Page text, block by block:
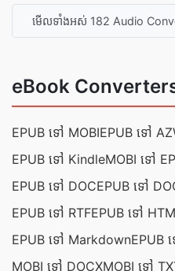
មើលទាំងអស់ 182 Audio
eBook
EPUB ទៅ MOBIEPUB ទៅ
EPUB ទៅ KindleMOBI ទៅ
EPUB ទៅ DOCEPUB ទៅ
EPUB ទៅ RTFEPUB ទៅ
EPUB ទៅ MarkdownEPUB
MOBI ទៅ DOCXMOBI ទៅ